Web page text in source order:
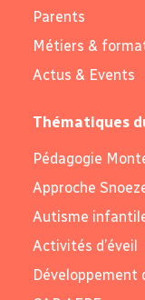
Parents
Métiers &
Actus & Events
Thématiques
Pédagogie
Approche
Autisme
Activités d’éveil
Développement